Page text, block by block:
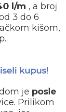
l/m , a broj
3 do 6
kišom,
kupus!
je posle
Prilikom